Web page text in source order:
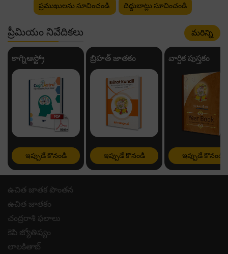
ప్రముఖులను సూచించండి దిద్దుబాట్లు సూచించండి
ప్రీమియం నివేదికలు మరిన్ని
కాగ్నిఆస్ట్రో
ఇప్పుడే కొనండి
బ్రిహత్ జాతకం
ఇప్పుడే కొనండి
వార్షిక పుస్తకం
ఇప్పుడే కొనండి
ఉచిత జాతక పొంతన
ఉచిత జాతకం
చంద్రరాశి ఫలాలు
కెపి జ్యోతిష్యం
లాలకితాబ్